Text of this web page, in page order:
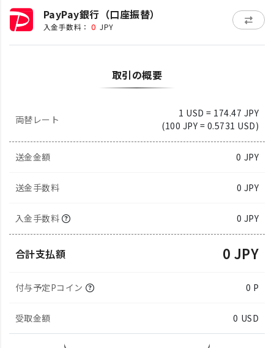
PayPay銀行（口座振替）
入金手数料： 0 JPY
取引の概要
両替レート
1 USD = 174.47 JPY
(100 JPY = 0.5731 USD)
送金金額 0 JPY
送金手数料 0 JPY
入金手数料 0 JPY
合計支払額 0 JPY
付与予定Pコイン 0 P
受取金額 0 USD